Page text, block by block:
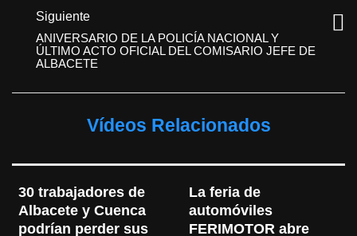
Siguiente
ANIVERSARIO DE LA POLICÍA NACIONAL Y
ÚLTIMO ACTO OFICIAL DEL COMISARIO JEFE DE
ALBACETE
Vídeos Relacionados
30 trabajadores de
Albacete y Cuenca
podrían perder sus
La feria de
automóviles
FERIMOTOR abre